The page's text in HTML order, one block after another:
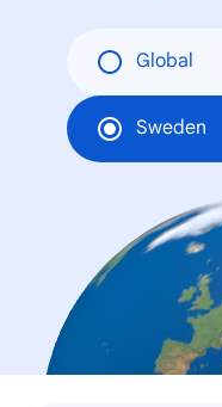
Global
Sweden